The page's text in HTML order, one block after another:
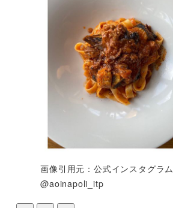
画像引用元：公式インスタグラム
@aoinapoli_itp